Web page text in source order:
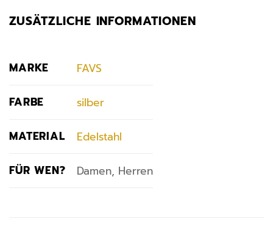
ZUSÄTZLICHE INFORMATIONEN
MARKE FAVS
FARBE silber
MATERIAL Edelstahl
FÜR WEN? Damen, Herren